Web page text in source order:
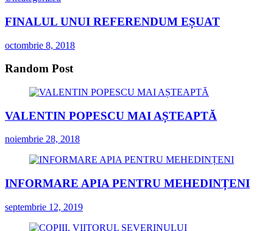
FINALUL UNUI REFERENDUM EȘUAT
octombrie 8, 2018
Random Post
VALENTIN POPESCU MAI AȘTEAPTĂ
noiembrie 28, 2018
INFORMARE APIA PENTRU MEHEDINȚENI
septembrie 12, 2019